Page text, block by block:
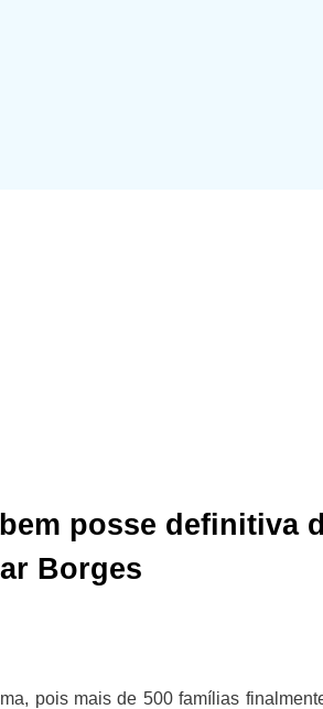
posse definitiva
Borges
pois mais de 500 famílias